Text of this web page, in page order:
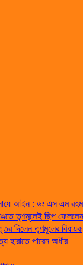
আইন : ডঃ এস এম
তৃণমূলেই ছিপ ফেললেন
দিলেন তৃণমূলের বিধায়ক
হারাতে পারেন অধীর